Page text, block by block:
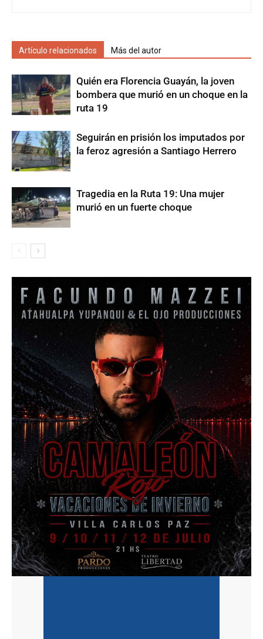
Artículo relacionados Más del autor
Quién era Florencia Guayán, la joven
bombera que murió en un choque en la
ruta 19
Seguirán en prisión los imputados por
la feroz agresión a Santiago Herrero
Tragedia en la Ruta 19: Una mujer
murió en un fuerte choque